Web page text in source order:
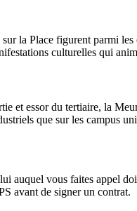
la Place figurent parmi
culturelles qui
et essor du tertiaire, la
que sur les campus
auquel vous faites
avant de signer un contrat.